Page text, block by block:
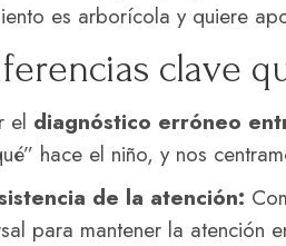
es arborícola y quiere
clave
el diagnóstico erróneo
hace el niño, y nos
de la atención:
para mantener la atención